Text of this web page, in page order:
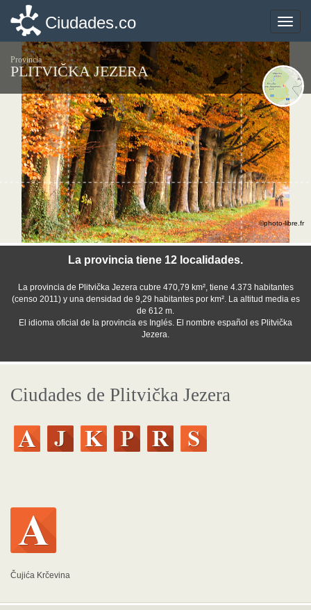
Toggle
Ciudades.co
Provincia
PLITVIČKA JEZERA
La provincia tiene 12 localidades.
La provincia de Plitvička Jezera cubre 470,79 km², tiene 4.373 habitantes
(censo 2011) y una densidad de 9,29 habitantes por km². La altitud media es
de 612 m.
El idioma oficial de la provincia es Inglés. El nombre español es Plitvička
Jezera.
©photo-libre.fr
Ciudades de Plitvička Jezera
Čujića Krčevina
Toggle
Ciudades.co